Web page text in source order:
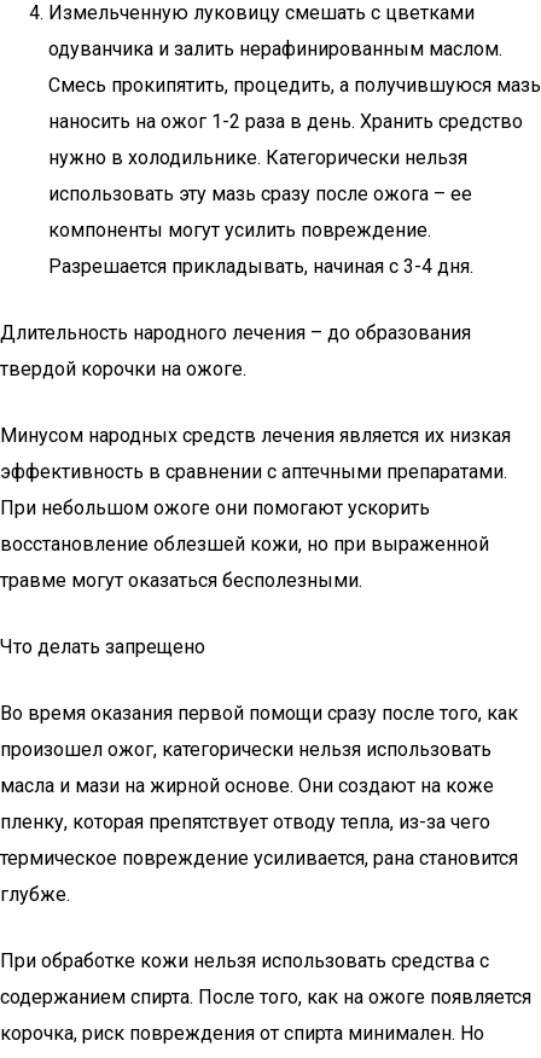
Измельченную луковицу смешать с цветками
одуванчика и залить нерафинированным маслом.
Смесь прокипятить, процедить, а получившуюся мазь
наносить на ожог 1-2 раза в день. Хранить средство
нужно в холодильнике. Категорически нельзя
использовать эту мазь сразу после ожога – ее
компоненты могут усилить повреждение.
Разрешается прикладывать, начиная с 3-4 дня.
Длительность народного лечения – до образования
твердой корочки на ожоге.
Минусом народных средств лечения является их низкая
эффективность в сравнении с аптечными препаратами.
При небольшом ожоге они помогают ускорить
восстановление облезшей кожи, но при выраженной
травме могут оказаться бесполезными.
Что делать запрещено
Во время оказания первой помощи сразу после того, как
произошел ожог, категорически нельзя использовать
масла и мази на жирной основе. Они создают на коже
пленку, которая препятствует отводу тепла, из-за чего
термическое повреждение усиливается, рана становится
глубже.
При обработке кожи нельзя использовать средства с
содержанием спирта. После того, как на ожоге появляется
корочка, риск повреждения от спирта минимален. Но